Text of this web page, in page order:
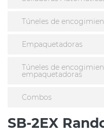
Túneles de
Empaquetadoras
Túneles de
empaquetadoras
Combos
SB-2EX